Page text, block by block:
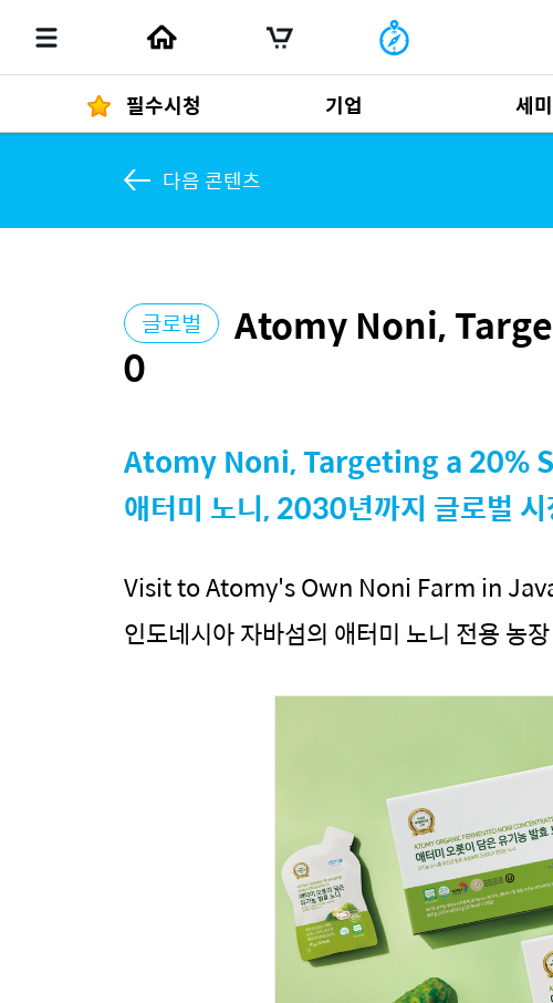
필수시청 기업 세
다음 콘텐츠
글로벌 Atomy Noni,
0
Atomy Noni, Targeting a 20%
애터미 노니, 2030년까지 글로벌
Visit to Atomy's Own Noni Farm in
인도네시아 자바섬의 애터미 노니 전용 농